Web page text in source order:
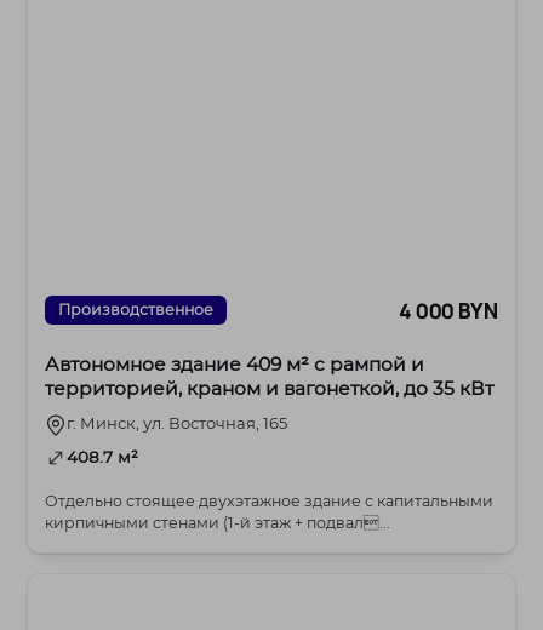
Производственное 4 000 BYN
Автономное здание 409 м² с рампой и
территорией, краном и вагонеткой, до 35 кВт
г. Минск, ул. Восточная, 165
408.7 м²
Отдельно стоящее двухэтажное здание с капитальными
кирпичными стенами (1-й этаж + подвал...